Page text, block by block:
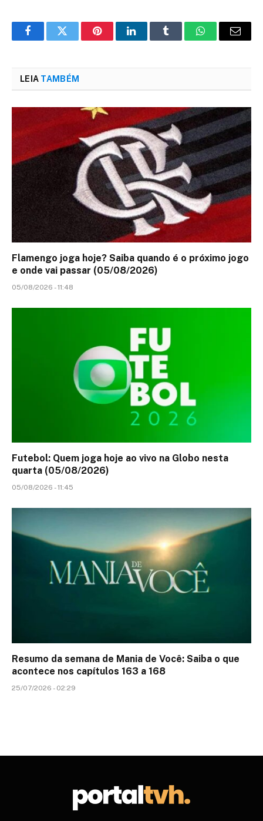
FacebookTwitter PinterestLinkedInTumblr WhatsAppEmail
LEIA TAMBÉM
Flamengo joga hoje? Saiba quando é o próximo jogo
e onde vai passar (05/08/2026)
05/08/2026 - 11:48
Futebol: Quem joga hoje ao vivo na Globo nesta
quarta (05/08/2026)
05/08/2026 - 11:45
Resumo da semana de Mania de Você: Saiba o que
acontece nos capítulos 163 a 168
25/07/2026 - 02:29